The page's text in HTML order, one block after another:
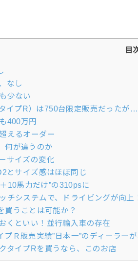
目
なし
少ない
イプR）は750台限定販売だったが
400万円
えるオーダー
何が違うのか
サイズの変化
とサイズ感はほぼ同じ
10馬力だけ”の310psに
チシステムで、ドライビングが向上
買うことは可能か？
くといい！並行輸入車の存在
プＲ販売実績”日本一”のディーラーが
タイプRを買うなら、このお店